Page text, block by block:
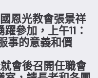
恩光教會張景祥
參加，上午11：
事的意義和價
會後召開任職會